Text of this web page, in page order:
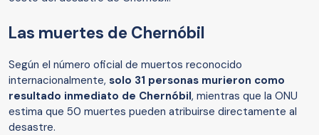
Las muertes de Chernóbil
Según el número oficial de muertos reconocido
internacionalmente, solo 31 personas murieron como
resultado inmediato de Chernóbil, mientras que la ONU
estima que 50 muertes pueden atribuirse directamente al
desastre.